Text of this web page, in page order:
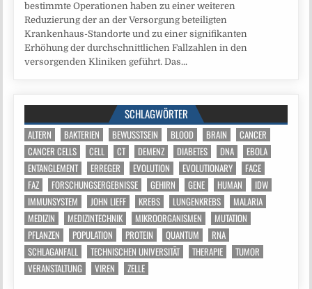
bestimmte Operationen haben zu einer weiteren
Reduzierung der an der Versorgung beteiligten
Krankenhaus-Standorte und zu einer signifikanten
Erhöhung der durchschnittlichen Fallzahlen in den
versorgenden Kliniken geführt. Das...
SCHLAGWÖRTER
ALTERN BAKTERIEN BEWUSSTSEIN BLOOD BRAIN
CANCER
CANCER CELLS
CELL CT DEMENZ DIABETES DNA
EBOLA
ENTANGLEMENT
ERREGER EVOLUTION EVOLUTIONARY
FACE
FAZ
FORSCHUNGSERGEBNISSE GEHIRN GENE HUMAN
IDW
IMMUNSYSTEM
JOHN LIEFF KREBS LUNGENKREBS
MALARIA
MEDIZIN
MEDIZINTECHNIK MIKROORGANISMEN
MUTATION
PFLANZEN
POPULATION PROTEIN QUANTUM
RNA
SCHLAGANFALL
TECHNISCHEN UNIVERSITÄT THERAPIE
TUMOR
VERANSTALTUNG
VIREN ZELLE